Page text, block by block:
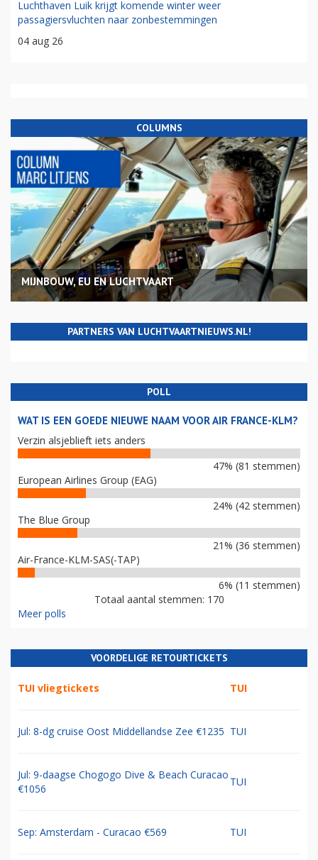
Luchthaven Luik krijgt komende winter weer
passagiersvluchten naar zonbestemmingen
04 aug 26
COLUMNS
MIJNBOUW, EU EN LUCHTVAART
PARTNERS VAN LUCHTVAARTNIEUWS.NL!
POLL
WAT IS EEN GOEDE NIEUWE NAAM VOOR AIR FRANCE-KLM?
Verzin alsjeblieft iets anders
47% (81 stemmen)
European Airlines Group (EAG)
24% (42 stemmen)
The Blue Group
21% (36 stemmen)
Air-France-KLM-SAS(-TAP)
6% (11 stemmen)
Totaal aantal stemmen: 170
Meer polls
VOORDELIGE RETOURTICKETS
TUI vliegtickets TUI
Jul: 8-dg cruise Oost Middellandse Zee €1235 TUI
Jul: 9-daagse Chogogo Dive & Beach Curacao
€1056
TUI
Sep: Amsterdam - Curacao €569 TUI